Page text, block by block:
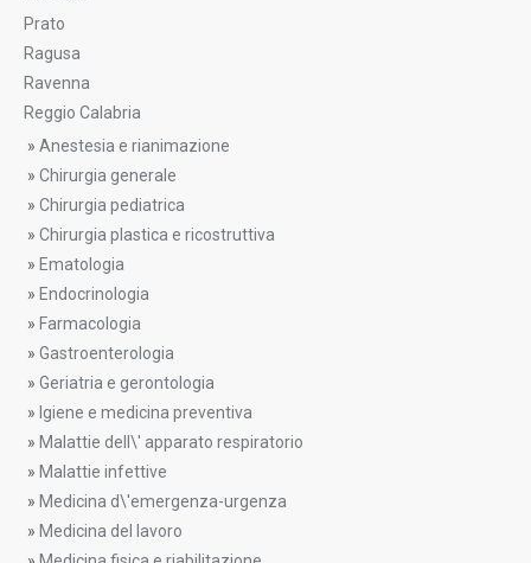
Prato
Ragusa
Ravenna
Reggio Calabria
» Anestesia e rianimazione
» Chirurgia generale
» Chirurgia pediatrica
» Chirurgia plastica e ricostruttiva
» Ematologia
» Endocrinologia
» Farmacologia
» Gastroenterologia
» Geriatria e gerontologia
» Igiene e medicina preventiva
» Malattie dell\' apparato respiratorio
» Malattie infettive
» Medicina d\'emergenza-urgenza
» Medicina del lavoro